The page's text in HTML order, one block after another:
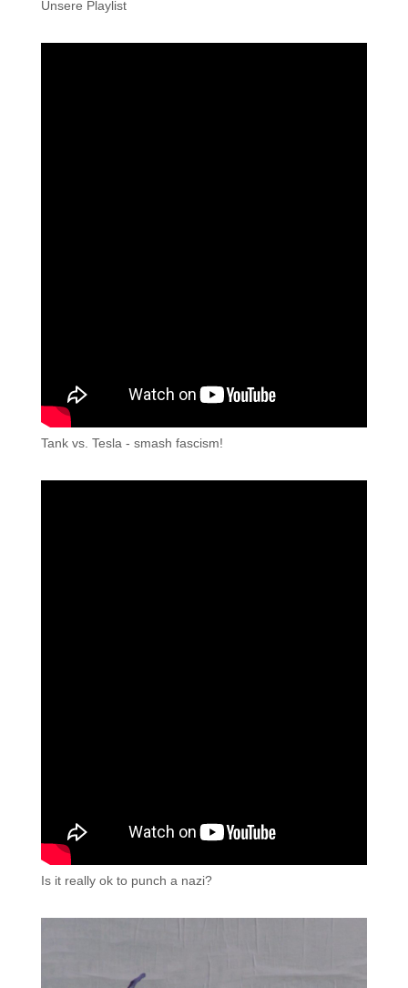
Unsere Playlist
Tank vs. Tesla - smash fascism!
Is it really ok to punch a nazi?